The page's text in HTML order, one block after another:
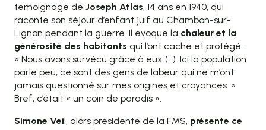
témoignage de Joseph Atlas, 14 ans en 1940, qui
raconte son séjour d’enfant juif au Chambon-sur-
Lignon pendant la guerre. Il évoque la chaleur et la
générosité des habitants qui l’ont caché et protégé :
« Nous avons survécu grâce à eux (…). Ici la population
parle peu, ce sont des gens de labeur qui ne m’ont
jamais questionné sur mes origines et croyances. »
Bref, c’était « un coin de paradis ».
Simone Veil, alors présidente de la FMS, présente ce